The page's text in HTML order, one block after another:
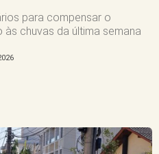
para compensar o
chuvas da última semana